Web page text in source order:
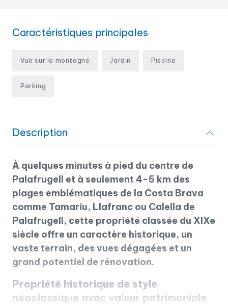
Caractéristiques principales
Vue sur la montagne Jardin Piscine
Parking
Description
À quelques minutes à pied du centre de
Palafrugell et à seulement 4-5 km des
plages emblématiques de la Costa Brava
comme Tamariu, Llafranc ou Calella de
Palafrugell, cette propriété classée du XIXe
siècle offre un caractère historique, un
vaste terrain, des vues dégagées et un
grand potentiel de rénovation.
Propriété historique de style
néoclassique avec valeur patrimoniale